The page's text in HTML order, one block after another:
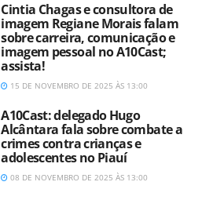
Cintia Chagas e consultora de
imagem Regiane Morais falam
sobre carreira, comunicação e
imagem pessoal no A10Cast;
assista!
15 DE NOVEMBRO DE 2025 ÀS 13:00
A10Cast: delegado Hugo
Alcântara fala sobre combate a
crimes contra crianças e
adolescentes no Piauí
08 DE NOVEMBRO DE 2025 ÀS 13:00